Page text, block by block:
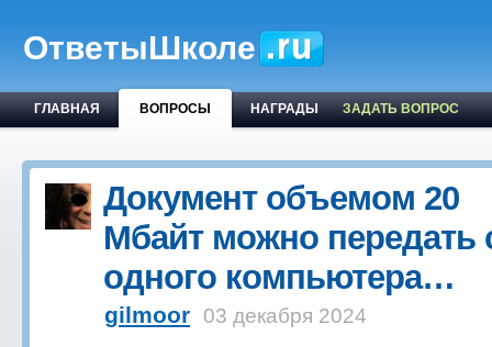
ОтветыШколе
ГЛАВНАЯ ВОПРОСЫ НАГРАДЫ ЗАДАТЬ ВОПРОС
Документ объемом 20
Мбайт можно передать
одного компьютера…
gilmoor 03 декабря 2024